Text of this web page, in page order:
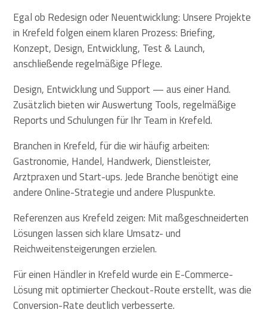
Egal ob Redesign oder Neuentwicklung: Unsere Projekte
in Krefeld folgen einem klaren Prozess: Briefing,
Konzept, Design, Entwicklung, Test & Launch,
anschließende regelmäßige Pflege.
Design, Entwicklung und Support — aus einer Hand.
Zusätzlich bieten wir Auswertung Tools, regelmäßige
Reports und Schulungen für Ihr Team in Krefeld.
Branchen in Krefeld, für die wir häufig arbeiten:
Gastronomie, Handel, Handwerk, Dienstleister,
Arztpraxen und Start-ups. Jede Branche benötigt eine
andere Online-Strategie und andere Pluspunkte.
Referenzen aus Krefeld zeigen: Mit maßgeschneiderten
Lösungen lassen sich klare Umsatz- und
Reichweitensteigerungen erzielen.
Für einen Händler in Krefeld wurde ein E-Commerce-
Lösung mit optimierter Checkout-Route erstellt, was die
Conversion-Rate deutlich verbesserte.